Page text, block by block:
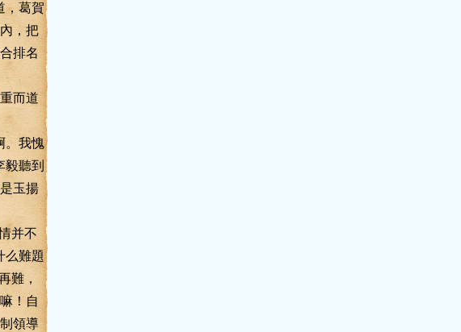
，葛賀
，把
排名
而道
我愧
毅聽到
玉揚
并不
么難題
難，
！自
領導